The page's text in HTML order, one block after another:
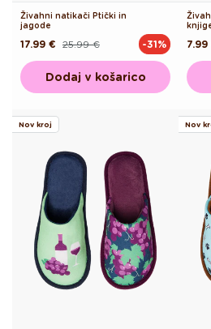
Živahni natikači Ptički in
jagode
Redna
25.99 €
Akcijska
17.99 € -31%
Dodaj v košarico
7.99
Nov kroj Nov